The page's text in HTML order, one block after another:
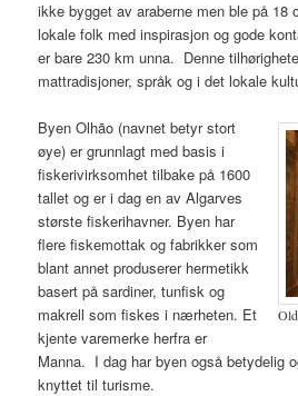
ikke bygget av araberne men ble på 18
lokale folk med inspirasjon og gode
er bare 230 km unna. Denne
mattradisjoner, språk og i det lokale
Byen Olhão (navnet betyr stort
øye) er grunnlagt med basis i
fiskerivirksomhet tilbake på 1600
tallet og er i dag en av Algarves
største fiskerihavner. Byen har
flere fiskemottak og fabrikker som
blant annet produserer hermetikk
basert på sardiner, tunfisk og
makrell som fiskes i nærheten. Et
kjente varemerke herfra er
Manna. I dag har byen også betydelig
knyttet til turisme.